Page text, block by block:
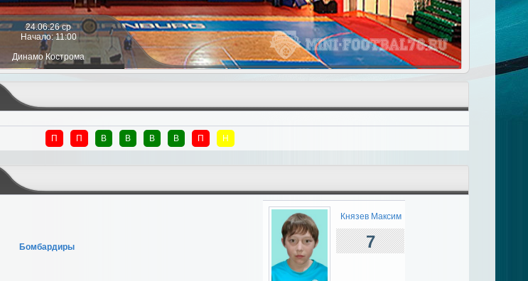
24.06.26 ср
Начало: 11:00
Динамо Кострома
П П В В В В П Н
Бомбардиры
Князев Максим
7